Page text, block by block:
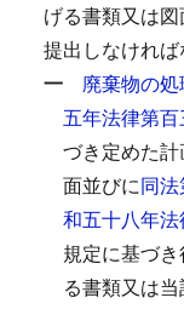
げる書類又は
提出しなければ
一 廃棄物の
五年法律第
づき定めた
面並びに同
和五十八年
規定に基づ
る書類又は